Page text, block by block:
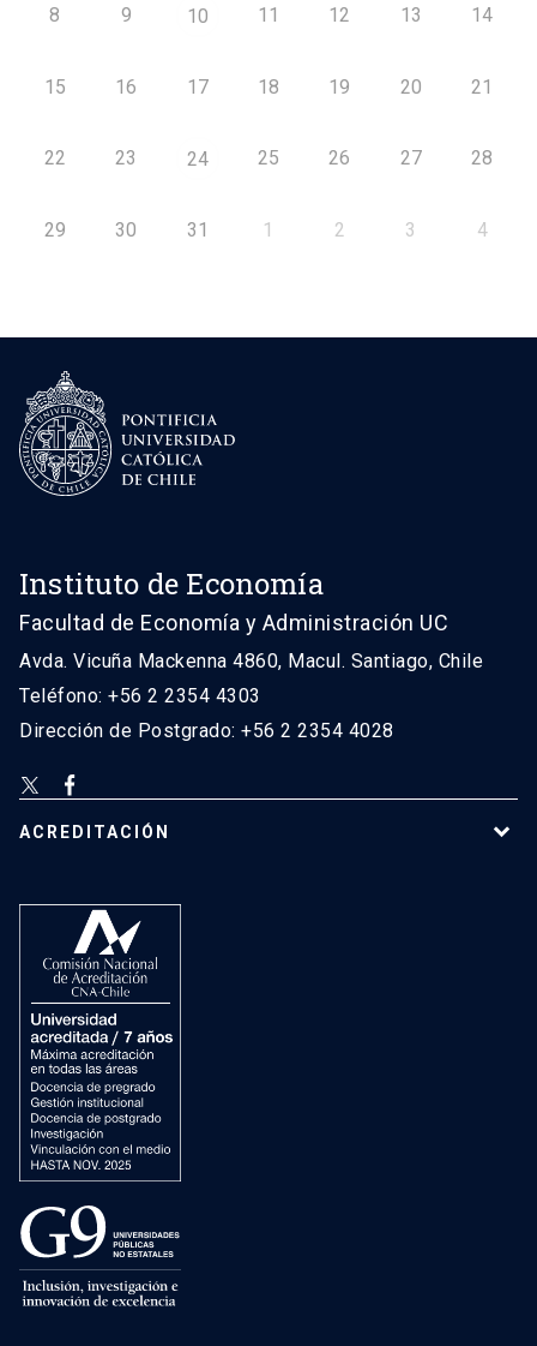
8 9 10 11 12 13 14
15 16 17 18 19 20 21
22 23 24 25 26 27 28
29 30 31 1 2 3 4
Instituto de Economía
Facultad de Economía y Administración UC
Avda. Vicuña Mackenna 4860, Macul. Santiago, Chile
Teléfono: +56 2 2354 4303
Dirección de Postgrado: +56 2 2354 4028
ACREDITACIÓN